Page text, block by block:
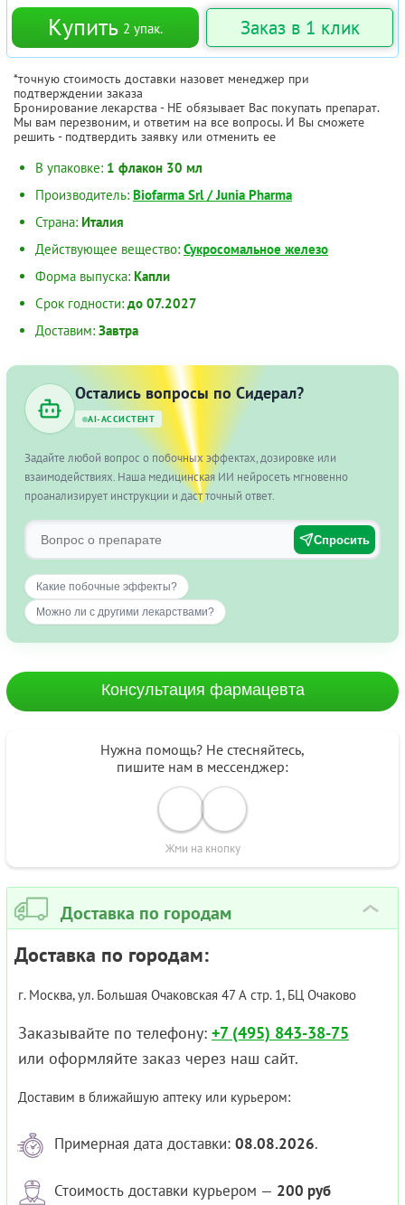
Купить 2 упак. Заказ в 1 клик
*точную стоимость доставки назовет менеджер при
подтверждении заказа
Бронирование лекарства - НЕ обязывает Вас покупать препарат.
Мы вам перезвоним, и ответим на все вопросы. И Вы сможете
решить - подтвердить заявку или отменить ее
В упаковке: 1 флакон 30 мл
Производитель: Biofarma Srl / Junia Pharma
Страна: Италия
Действующее вещество: Сукросомальное железо
Форма выпуска: Капли
Срок годности: до 07.2027
Доставим: Завтра
Остались вопросы по Сидерал?
AI-АССИСТЕНТ
Задайте любой вопрос о побочных эффектах, дозировке или
взаимодействиях. Наша медицинская ИИ нейросеть мгновенно
проанализирует инструкции и даст точный ответ.
Спросить
Какие побочные эффекты?
Можно ли с другими лекарствами?
Консультация фармацевта
Нужна помощь? Не стесняйтесь,
пишите нам в мессенджер:
Жми на кнопку
Доставка по городам ›
Доставка по городам:
г. Москва, ул. Большая Очаковская 47 А стр. 1, БЦ Очаково
Заказывайте по телефону: +7 (495) 843-38-75
или оформляйте заказ через наш сайт.
Доставим в ближайшую аптеку или курьером:
Примерная дата доставки: 08.08.2026.
Стоимость доставки курьером — 200 руб